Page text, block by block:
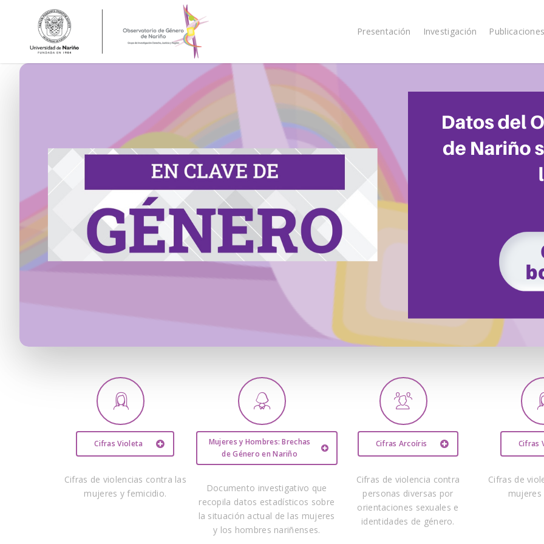
Hit enter to search or ESC to close
Presentación Investigación
Cifras Violeta
Cifras de violencias contra las
mujeres y femicidio.
Mujeres y Hombres: Brechas
de Género en Nariño
Documento investigativo que
recopila datos estadísticos sobre
la situación actual de las mujeres
y los hombres nariñenses.
Cifras Arcoíris
Cifras de violencia contra
personas diversas por
orientaciones sexuales e
identidades de género.
Cifras
Cifras de